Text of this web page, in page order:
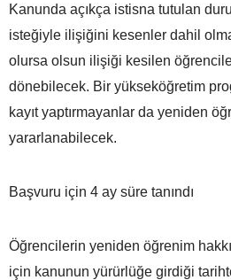
Kanunda açıkça istisna tutulan
isteğiyle ilişiğini kesenler dahil
olursa olsun ilişiği kesilen
dönebilecek. Bir yükseköğretim
kayıt yaptırmayanlar da yeniden
yararlanabilecek.
Başvuru için 4 ay süre tanındı
Öğrencilerin yeniden öğrenim
için kanunun yürürlüğe girdiği